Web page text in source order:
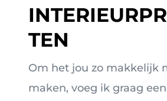
TEN
Om het jou zo makkelijk
maken, voeg ik graag